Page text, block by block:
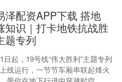
泽配资APP下载 搭地
知识｜打卡地铁抗战胜
题专列
日起，19号线“伟大胜利”主题专列
线运行，一节节车厢串联起烽火